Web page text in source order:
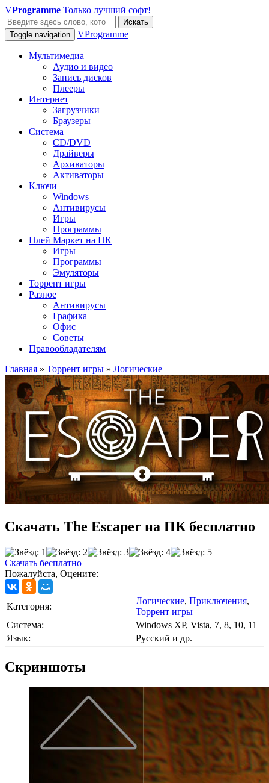
VProgramme Только лучший софт!
Искать
Toggle navigation
VProgramme
Мультимедиа
Аудио и видео
Запись дисков
Плееры
Интернет
Загрузчики
Браузеры
Система
CD/DVD
Драйверы
Архиваторы
Активаторы
Ключи
Windows
Антивирусы
Игры
Программы
Плей Маркет на ПК
Игры
Программы
Эмуляторы
Торрент игры
Разное
Антивирусы
Графика
Офис
Советы
Правообладателям
Главная » Торрент игры » Логические
Скачать The Escaper на ПК бесплатно
Скачать бесплатно
Пожалуйста, Оцените:
Категория:
Логические, Приключения,
Торрент игры
Cистема:
Windows XP, Vista, 7, 8, 10, 11
Язык:
Русский и др.
Скриншоты